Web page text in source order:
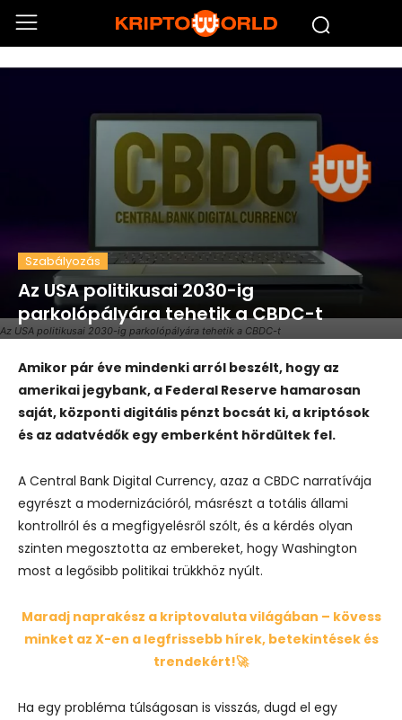
Az USA politikusai 2030-ig parkolópályára tehetik a CBDC-t
Szabályozás
Az USA politikusai 2030-ig
parkolópályára tehetik a CBDC-t
Amikor pár éve mindenki arról beszélt, hogy az
amerikai jegybank, a Federal Reserve hamarosan
saját, központi digitális pénzt bocsát ki, a kriptósok
és az adatvédők egy emberként hördültek fel.
A Central Bank Digital Currency, azaz a CBDC narratívája
egyrészt a modernizációról, másrészt a totális állami
kontrollról és a megfigyelésről szólt, és a kérdés olyan
szinten megosztotta az embereket, hogy Washington
most a legősibb politikai trükkhöz nyúlt.
Maradj naprakész a kriptovaluta világában – kövess
minket az X-en a legfrissebb hírek, betekintések és
trendekért!🚀
Ha egy probléma túlságosan is visszás, dugd el egy